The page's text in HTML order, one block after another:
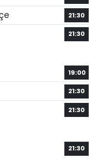
21:30
21:30
19:00
21:30
21:30
21:30